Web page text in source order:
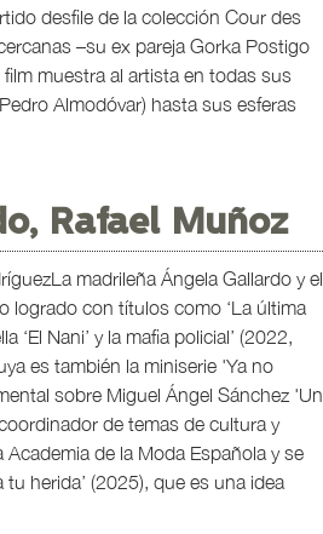
desfile de la colección Cour des
–su ex pareja Gorka Postigo
muestra al artista en todas sus
Almodóvar) hasta sus esferas
Rafael Muñoz
madrileña Ángela Gallardo y el
logrado con títulos como ‘La última
‘El Nani’ y la mafia policial’ (2022,
es también la miniserie 'Ya no
sobre Miguel Ángel Sánchez 'Un
de temas de cultura y
de la Moda Española y se
herida’ (2025), que es una idea